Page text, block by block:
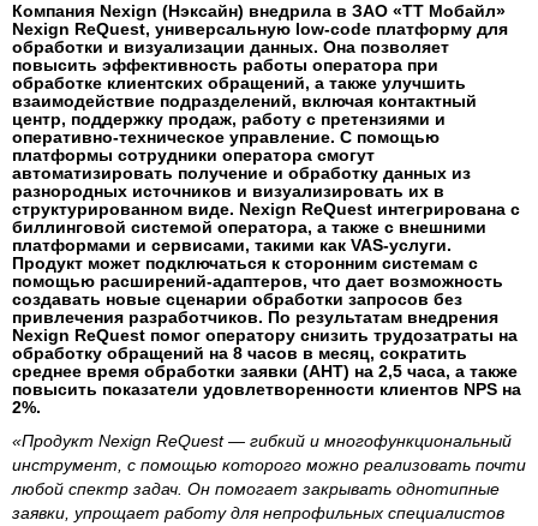
Компания Nexign (Нэксайн) внедрила в ЗАО «ТТ Мобайл»
Nexign ReQuest, универсальную low-code платформу для
обработки и визуализации данных. Она позволяет
повысить эффективность работы оператора при
обработке клиентских обращений, а также улучшить
взаимодействие подразделений, включая контактный
центр, поддержку продаж, работу с претензиями и
оперативно-техническое управление. С помощью
платформы сотрудники оператора смогут
автоматизировать получение и обработку данных из
разнородных источников и визуализировать их в
структурированном виде. Nexign ReQuest интегрирована с
биллинговой системой оператора, а также с внешними
платформами и сервисами, такими как VAS-услуги.
Продукт может подключаться к сторонним системам с
помощью расширений-адаптеров, что дает возможность
создавать новые сценарии обработки запросов без
привлечения разработчиков. По результатам внедрения
Nexign ReQuest помог оператору снизить трудозатраты на
обработку обращений на 8 часов в месяц, сократить
среднее время обработки заявки (AHT) на 2,5 часа, а также
повысить показатели удовлетворенности клиентов NPS на
2%.
«Продукт Nexign ReQuest — гибкий и многофункциональный
инструмент, с помощью которого можно реализовать почти
любой спектр задач. Он помогает закрывать однотипные
заявки, упрощает работу для непрофильных специалистов